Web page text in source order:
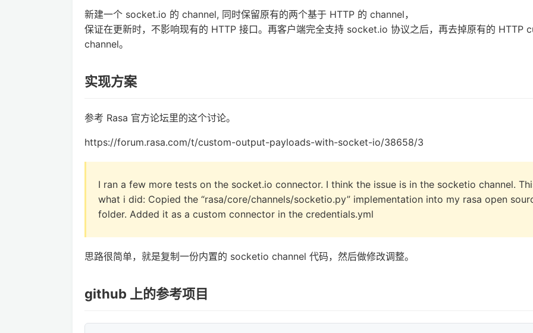
新建一个 socket.io 的 channel, 同时保留原有的两个基于 HTTP 的 channel，
保证在更新时，不影响现有的 HTTP 接口。再客户端完全支持 socket.io 协议之后，再去掉原有的 HTTP
channel。
实现方案
参考 Rasa 官方论坛里的这个讨论。
https://forum.rasa.com/t/custom-output-payloads-with-socket-io/38658/3
I ran a few more tests on the socket.io connector. I think the issue is in the socketio channel.
what i did: Copied the “rasa/core/channels/socketio.py” implementation into my rasa open
folder. Added it as a custom connector in the credentials.yml
思路很简单，就是复制一份内置的 socketio channel 代码，然后做修改调整。
github 上的参考项目